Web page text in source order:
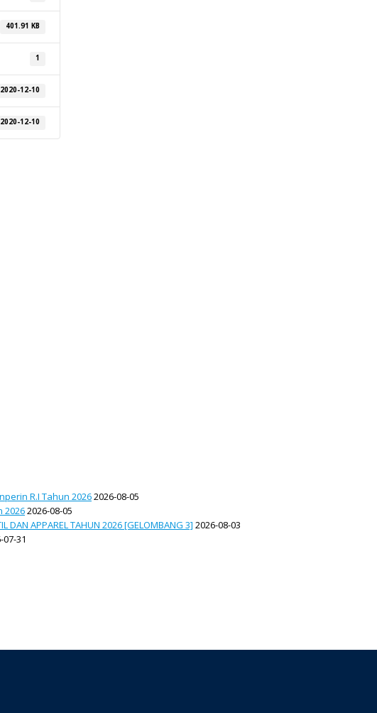
401.91 KB
1
2020-12-10
2020-12-10
R.I Tahun 20262026-08-05
20262026-08-05
DAN APPAREL TAHUN 2026 [GELOMBANG 3] 2026-08-03
07-31